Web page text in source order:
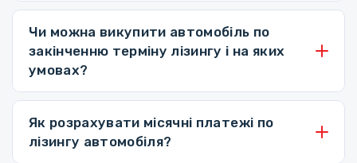
Чи можна викупити автомобіль по
закінченню терміну лізингу і на яких
умовах?
Як розрахувати місячні платежі по
лізингу автомобіля?